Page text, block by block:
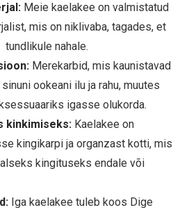
Meie kaelakee on valmistatud
mis on niklivaba, tagades, et
nahale.
Merekarbid, mis kaunistavad
ookeani ilu ja rahu, muutes
igasse olukorda.
kinkimiseks: Kaelakee on
kingikarpi ja organzast kotti, mis
kingituseks endale või
Iga kaelakee tuleb koos Dige